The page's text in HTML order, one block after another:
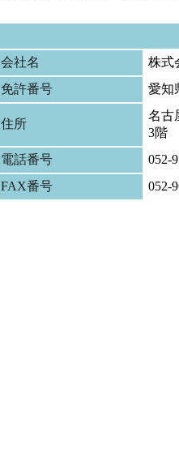
会社名
株式
免許番号
愛知
住所
名古
3階
電話番号
052-
FAX番号
052-